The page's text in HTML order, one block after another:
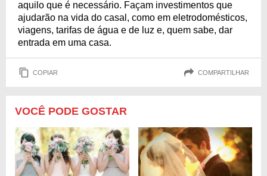
aquilo que é necessário. Façam investimentos que
ajudarão na vida do casal, como em eletrodomésticos,
viagens, tarifas de água e de luz e, quem sabe, dar
entrada em uma casa.
COPIAR COMPARTILHAR
VOCÊ PODE GOSTAR